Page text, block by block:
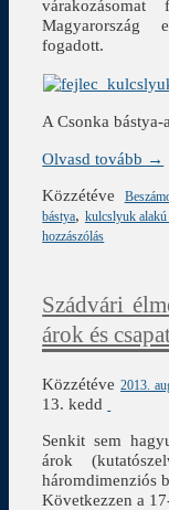
Magyarország
fogadott.
A Csonka bástya-
Olvasd tovább →
Közzétéve
bástya, kulcslyuk
hozzászólás
Szádvári
árok és
Közzétéve2013.
13. kedd
Senkit sem
árok
háromdimenziós
Következzen a